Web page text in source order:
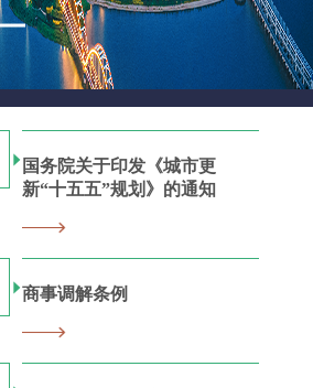
国务院关于印发《城市更
新“十五五”规划》的通知
商事调解条例